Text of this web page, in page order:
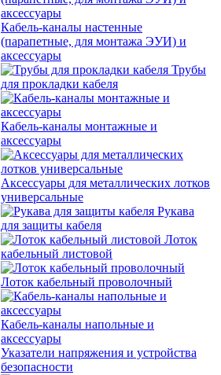
Кабель-каналы настенные
(парапетные, для монтажа ЭУИ) и
аксессуары
Трубы
для прокладки кабеля
Кабель-каналы монтажные и
аксессуары
Аксессуары для металлических лотков
универсальные
Рукава
для защиты кабеля
Лоток
кабельный листовой
Лоток кабельный проволочный
Кабель-каналы напольные и
аксессуары
Указатели напряжения и устройства
безопасности